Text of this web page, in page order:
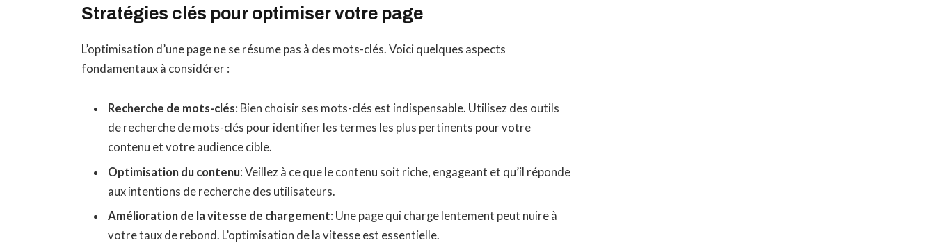
Stratégies clés pour optimiser votre page
L’optimisation d’une page ne se résume pas à des mots-clés. Voici quelques aspects
fondamentaux à considérer :
Recherche de mots-clés: Bien choisir ses mots-clés est indispensable. Utilisez des outils
de recherche de mots-clés pour identifier les termes les plus pertinents pour votre
contenu et votre audience cible.
Optimisation du contenu: Veillez à ce que le contenu soit riche, engageant et qu’il réponde
aux intentions de recherche des utilisateurs.
Amélioration de la vitesse de chargement: Une page qui charge lentement peut nuire à
votre taux de rebond. L’optimisation de la vitesse est essentielle.